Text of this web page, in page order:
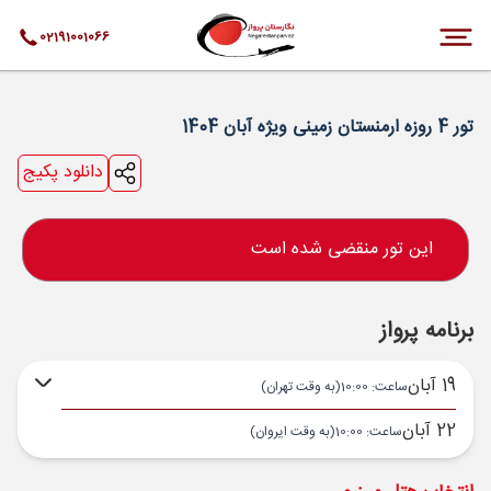
02191001066
تور 4 روزه ارمنستان زمینی ویژه آبان 1404
دانلود پکیج
این تور منقضی شده است
برنامه پرواز
19 آبان ساعت: 10:00 (به وقت تهران)
22 آبان ساعت: 10:00 (به وقت ایروان)